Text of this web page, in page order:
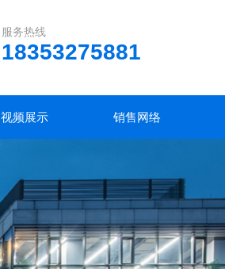
服务热线
18353275881
视频展示 销售网络